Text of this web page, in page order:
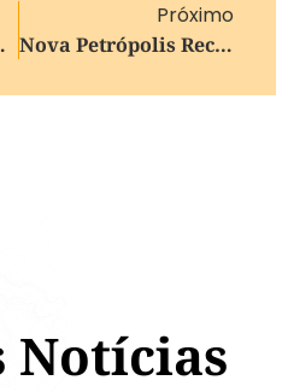
Bolsonaro
Próximo
Nova Petrópolis Recebe Certificado De Município Amigo Da Vacina Em Porto Alegre
Notícias